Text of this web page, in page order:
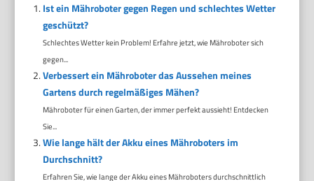
Ist ein Mähroboter gegen Regen und schlechtes Wetter
geschützt?
Schlechtes Wetter kein Problem! Erfahre jetzt, wie Mähroboter sich
gegen...
Verbessert ein Mähroboter das Aussehen meines
Gartens durch regelmäßiges Mähen?
Mähroboter für einen Garten, der immer perfekt aussieht! Entdecken
Sie...
Wie lange hält der Akku eines Mähroboters im
Durchschnitt?
Erfahren Sie, wie lange der Akku eines Mähroboters durchschnittlich